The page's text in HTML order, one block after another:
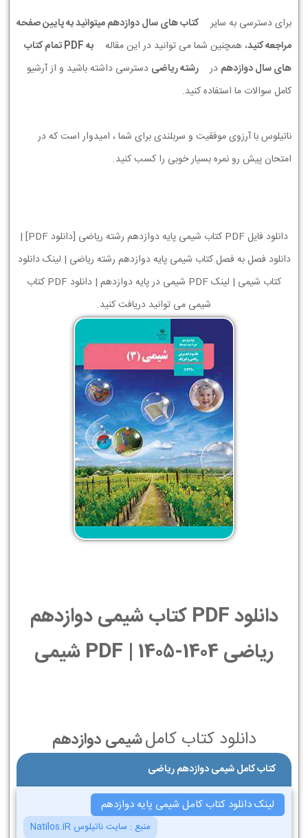
برای دسترسی به سایر
کتاب های سال دوازدهم میتوانید به پایین صفحه
مراجعه کنید، همچنین شما می توانید در این مقاله
به PDF تمام کتاب
های سال دوازدهم در رشته ریاضی دسترسی داشته باشید و از آرشیو
کامل سوالات ما استفاده کنید.
ناتیلوس با آرزوی موفقیت و سربلندی برای شما ، امیدوار است که در
امتحان پیش رو نمره بسیار خوبی را کسب کنید.
دانلود فایل PDF کتاب شیمی پایه دوازدهم رشته ریاضی [دانلود PDF] |
دانلود فصل به فصل کتاب شیمی پایه دوازدهم رشته ریاضی | لینک دانلود
کتاب شیمی | لینک PDF شیمی در پایه دوازدهم | دانلود PDF کتاب
شیمی می توانید دریافت کنید.
دانلود PDF کتاب شیمی دوازدهم
ریاضی 1404-1405 | PDF شیمی
دانلود کتاب کاملشیمی دوازدهم
کتاب کامل شیمی دوازدهم ریاضی
لینک دانلود کتاب کامل شیمی پایه دوازدهم
منبع : سایت ناتیلوس Natilos.iR